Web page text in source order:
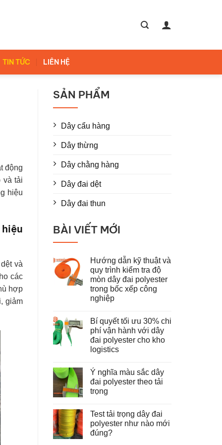
TIN TỨC LIÊN HỆ
động
và tải
hiệu
và
các
hợp
giảm
SẢN PHẨM
Dây cẩu hàng
Dây thừng
Dây chằng hàng
Dây đai dệt
Dây đai thun
BÀI VIẾT MỚI
Hướng dẫn kỹ thuật và
quy trình kiểm tra độ
mòn dây đai polyester
trong bốc xếp công
nghiệp
bình
luận
ở
Hướng
dẫn
kỹ
quy
trình
kiểm
tra
dây
đai
polyester
trong
bốc
Bí quyết tối ưu 30% chi
phí vận hành với dây
đai polyester cho kho
logistics
bình
luận
ở
Bí
ưu
30%
chi
phí
vận
Ý nghĩa màu sắc dây
đai polyester theo tải
trọng
bình
luận
ở
Ý
Test tải trọng dây đai
polyester như nào mới
đúng?